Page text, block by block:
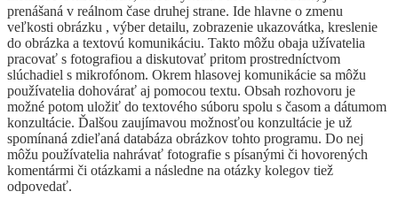
prenášaná v reálnom čase druhej strane. Ide hlavne o zmenu
veľkosti obrázku , výber detailu, zobrazenie ukazovátka, kreslenie
do obrázka a textovú komunikáciu. Takto môžu obaja užívatelia
pracovať s fotografiou a diskutovať pritom prostredníctvom
slúchadiel s mikrofónom. Okrem hlasovej komunikácie sa môžu
používatelia dohovárať aj pomocou textu. Obsah rozhovoru je
možné potom uložiť do textového súboru spolu s časom a dátumom
konzultácie. Ďalšou zaujímavou možnosťou konzultácie je už
spomínaná zdieľaná databáza obrázkov tohto programu. Do nej
môžu používatelia nahrávať fotografie s písanými či hovorených
komentármi či otázkami a následne na otázky kolegov tiež
odpovedať.